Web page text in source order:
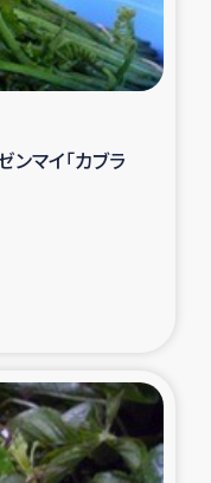
生活再建支援
支援事業
・津波被災者支援
者支援
・リサイクル・プロ
マイ「カブラ